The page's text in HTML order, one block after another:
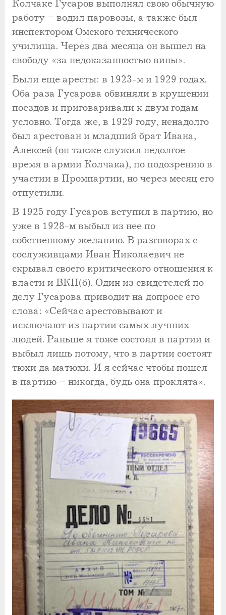
Колчаке Гусаров выполнял свою обычную
работу – водил паровозы, а также был
инспектором Омского технического
училища. Через два месяца он вышел на
свободу «за недоказанностью вины».
Были еще аресты: в 1923-м и 1929 годах.
Оба раза Гусарова обвиняли в крушении
поездов и приговаривали к двум годам
условно. Тогда же, в 1929 году, ненадолго
был арестован и младший брат Ивана,
Алексей (он также служил недолгое
время в армии Колчака), по подозрению в
участии в Промпартии, но через месяц его
отпустили.
В 1925 году Гусаров вступил в партию, но
уже в 1928-м выбыл из нее по
собственному желанию. В разговорах с
сослуживцами Иван Николаевич не
скрывал своего критического отношения к
власти и ВКП(б). Один из свидетелей по
делу Гусарова приводит на допросе его
слова: «Сейчас арестовывают и
исключают из партии самых лучших
людей. Раньше я тоже состоял в партии и
выбыл лишь потому, что в партии состоят
тюхи да матюхи. И я сейчас чтобы пошел
в партию – никогда, будь она проклята».